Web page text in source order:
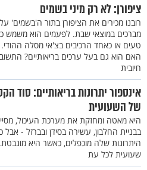
ציפורן: לא רק מיני בשמים
רובנו מכירים את הציפורן בתור ה'בשמים'
מברכים במוצאי שבת. לפעמים הוא משמש
טעים או כאחד הרכיבים בצ'אי מסלה
האם הוא גם בעל ערכים בריאותיים?
חיובית
אינספור יתרונות בריאותיים: סוד
של השעועית
היא מאטה ומחזקת את מערכת העיכול,
בבניית החלבון, עשירה בסידן ובברזל - אבל
היתרונות שלה מוכפלים, כאשר היא מונבטת.
שעועית לכל עת